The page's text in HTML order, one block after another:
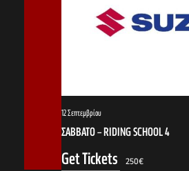
ΣΑΒΒΑΤΟ – RIDING SCHOOL 4
12 Σεπτεμβρίου
Get Tickets 250€